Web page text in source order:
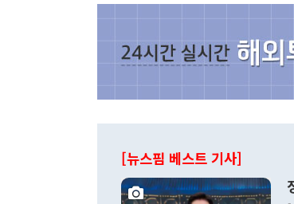
[뉴스핌 베스트 기사]